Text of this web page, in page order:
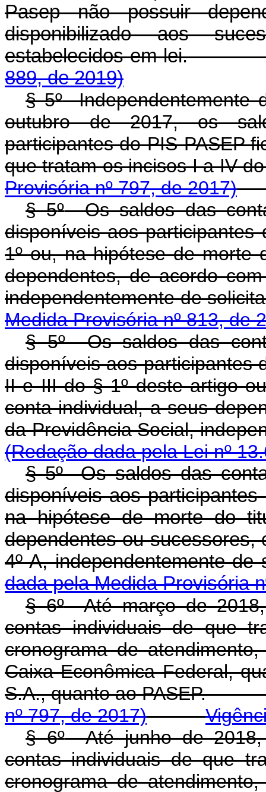
Pasep não possuir
disponibilizado aos
estabelecidos em
889, de 2019)
§ 5ºIndependentemente
outubro de 2017, os
participantes do PIS-PASEP
que tratam os incisos I a IV
Provisória nº 797, de 2017)
§ 5ºOs saldos das
disponíveis aos
1ºou, na hipótese de morte
dependentes, de acordo
independentemente
Medida Provisória nº 813, de
§ 5º Os saldos das
disponíveis aos participantes
II e III do § 1º deste artigo
conta individual, a seus
da Previdência Social,
(Redação dada pela Lei nº
§ 5º Os saldos das
disponíveis aos
na hipótese de morte do
dependentes ou sucessores,
4º-A,
dada pela Medida Provisória
§ 6ºAté março de 2018,
contas individuais de que
cronograma de
Caixa Econômica Federal,
S.A., quanto ao
nº 797, de 2017)
§ 6ºAté junho de 2018,
contas individuais de que
cronograma de